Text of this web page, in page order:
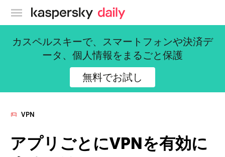
カスペルスキー公式ブログ
カスペルスキーで、スマートフォンや決済デ
ータ、個人情報をまるごと保護
無料でお試し
VPN
アプリごとにVPNを有効に